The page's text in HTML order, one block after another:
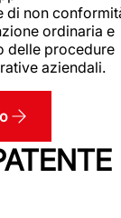
di non
ordinaria e
delle procedure
aziendali.